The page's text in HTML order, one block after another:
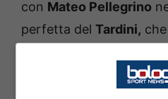
con Mateo Pellegrino
perfetta del Tardini,
sembrato suonare